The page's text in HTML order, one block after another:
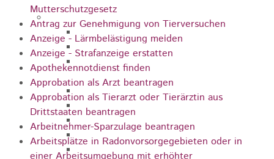
Pflegeangebote
Pflegeberatung
Runder Tisch Pflege
Ökumenische Sozialstation
Rosenstein
Villa Rosenstein
DRK Mehrgenerationenhaus
Pflegewohnhaus Haus Kielwein
Seniorenzentrum Heubach
VDK Ortsverband Heubach
Mutterschutzgesetz
Antrag zur Genehmigung von Tierversuchen
Anzeige - Lärmbelästigung melden
Anzeige - Strafanzeige erstatten
Apothekennotdienst finden
Approbation als Arzt beantragen
Approbation als Tierarzt oder Tierärztin aus
Drittstaaten beantragen
Arbeitnehmer-Sparzulage beantragen
Arbeitsplätze in Radonvorsorgegebieten oder in